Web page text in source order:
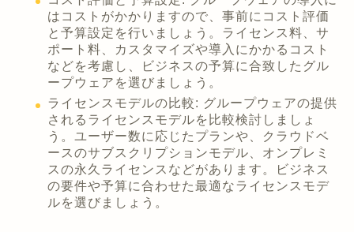
はコストがかかりますので、事前にコスト評価
と予算設定を行いましょう。ライセンス料、サ
ポート料、カスタマイズや導入にかかるコスト
などを考慮し、ビジネスの予算に合致したグル
ープウェアを選びましょう。
ライセンスモデルの比較: グループウェアの提供
されるライセンスモデルを比較検討しましょ
う。ユーザー数に応じたプランや、クラウドベ
ースのサブスクリプションモデル、オンプレミ
スの永久ライセンスなどがあります。ビジネス
の要件や予算に合わせた最適なライセンスモデ
ルを選びましょう。